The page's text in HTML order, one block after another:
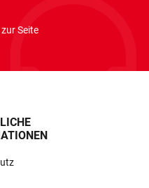
Seite